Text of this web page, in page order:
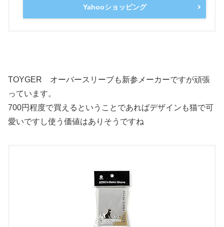
Yahooショッピング
TOYGER オーバースリーブも新参メーカーですが頑張
っています。
700円程度で買えるということであればデザインも猫で可
愛いですし使う価値はありそうですね